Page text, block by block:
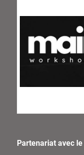
Partenariat avec